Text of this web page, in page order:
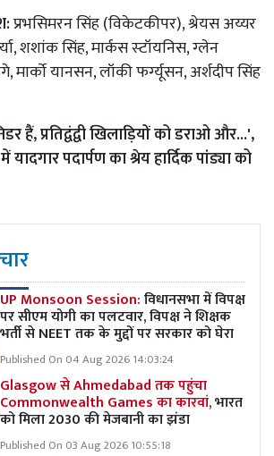
प्रभसिमरन सिंह (विकेटकीपर), श्रेयस अय्यर
शशांक सिंह, मार्कस स्‍टॉयनिस, ग्‍लेन
यानसन, लॉकी फर्ग्‍यूसन, अर्शदीप सिंह
हैं, प्रतिद्वंद्वी खिलाड़ियों को डराओ और...',
पदार्पण का श्रेय हार्दिक पांड्या को
UP Monsoon Session:विधानसभा में विपक्ष
पर सीएम योगी का पलटवार, विपक्ष ने शिक्षक
भर्ती से NEET तक के मुद्दों पर सरकार को घेरा
Published On 04 Aug 2026 14:03:24
Glasgow से Ahmedabad तक पहुंचा
Commonwealth Games का कारवां,भारत
को मिला 2030 की मेजबानी का झंडा
Published On 03 Aug 2026 10:55:18